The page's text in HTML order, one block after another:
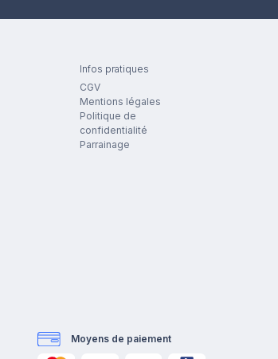
Infos pratiques
CGV
Mentions légales
Politique de
confidentialité
Parrainage
Moyens de paiement